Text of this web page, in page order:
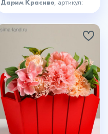
Дарим Красиво , артикул:
4649985